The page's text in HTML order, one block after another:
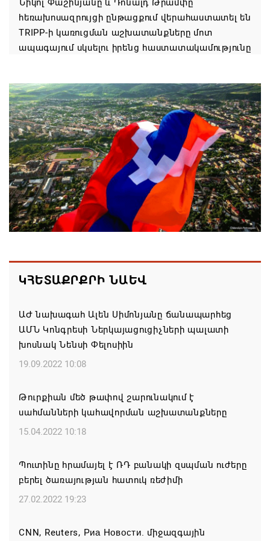
Նիկոլ Փաշինյանը և Դոնալդ Թրամփը
հեռախոսազրույցի ընթացքում վերահաստատել են
TRIPP-ի կառուցման աշխատանքները մոտ
ապագայում սկսելու իրենց հաստատակամությունը
Փաշինյանն ու Ալիևը հեռախոսազրույց են ունեցել․
քննարկվել է TRIPP երթուղու նախագծի
իրականացումը
08.08.2026 12:32
Մաքսիմ Հակոբյանն այսօր կդառնար 77
տարեկան
08.08.2026 09:40
մտահոգություն է հայտնել Եկեղեցու շուրջ
ստեղծված իրավիճակի հետ կապված
Միասնական աղոթք և Ամենայն Հայոց
Կաթողիկոսի հայրապետական պատգամը
Միածնաէջ Մայր Տաճարում
Ժամանակակից Բելառուսին պակասում է այն
կառավարման համակարգը, որը կար խորհրդային
Լուկաշենկոն
07.08.2026 17:16
պատվիրակությունն այցելել է Լիտվայի
ԿՀԵՏԱՔՐՔՐԻ ՆԱԵՎ
ԱԺ նախագահ Ալեն Սիմոնյանը ճանապարհեց
ԱՄՆ Կոնգրեսի Ներկայացուցիչների պալատի
խոսնակ Նենսի Փելոսիին
19.09.2022 10:08
Թուրքիան մեծ թափով շարունակում է
սահմանների կահավորման աշխատանքները
15.04.2022 10:18
Պուտինը հրամայել է ՌԴ բանակի զսպման ուժերը
բերել ծառայության հատուկ ռեժիմի
27.02.2022 19:23
CNN, Reuters, Риа Новости. միջազգային